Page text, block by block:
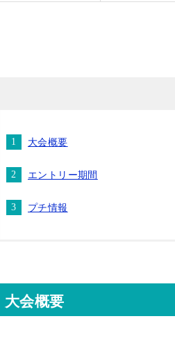
大会概要
エントリー期間
プチ情報
大会概要